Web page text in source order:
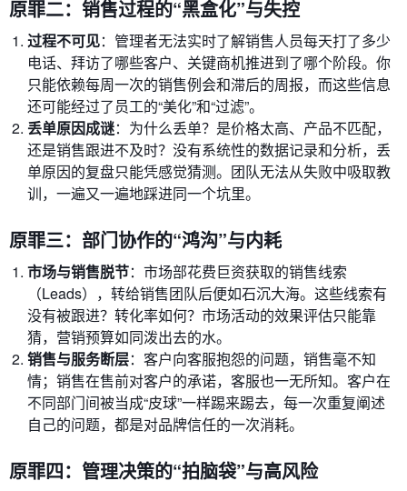
原罪二：销售过程的“黑盒化”与失控
过程不可见：管理者无法实时了解销售人员每天打了多少
电话、拜访了哪些客户、关键商机推进到了哪个阶段。你
只能依赖每周一次的销售例会和滞后的周报，而这些信息
还可能经过了员工的“美化”和“过滤”。
丢单原因成谜：为什么丢单？是价格太高、产品不匹配，
还是销售跟进不及时？没有系统性的数据记录和分析，丢
单原因的复盘只能凭感觉猜测。团队无法从失败中吸取教
训，一遍又一遍地踩进同一个坑里。
原罪三：部门协作的“鸿沟”与内耗
市场与销售脱节：市场部花费巨资获取的销售线索
（Leads），转给销售团队后便如石沉大海。这些线索有
没有被跟进？转化率如何？市场活动的效果评估只能靠
猜，营销预算如同泼出去的水。
销售与服务断层：客户向客服抱怨的问题，销售毫不知
情；销售在售前对客户的承诺，客服也一无所知。客户在
不同部门间被当成“皮球”一样踢来踢去，每一次重复阐述
自己的问题，都是对品牌信任的一次消耗。
原罪四：管理决策的“拍脑袋”与高风险